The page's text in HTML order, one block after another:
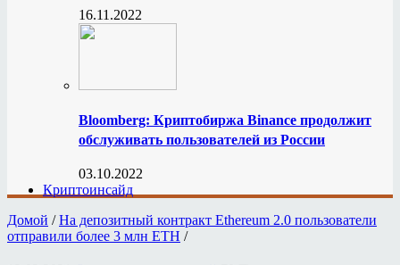
16.11.2022
Bloomberg: Криптобиржа Binance продолжит
обслуживать пользователей из России
03.10.2022
Криптоинсайд
Домой / На депозитный контракт Ethereum 2.0 пользователи
отправили более 3 млн ETH /